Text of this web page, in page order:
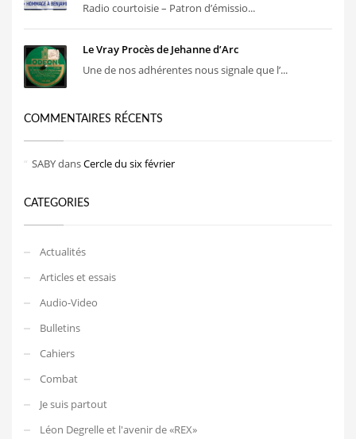
Radio courtoisie – Patron d’émissio...
Le Vray Procès de Jehanne d’Arc
Une de nos adhérentes nous signale que l’...
COMMENTAIRES RÉCENTS
SABYdansCercle du six février
CATEGORIES
Actualités
Articles et essais
Audio-Video
Bulletins
Cahiers
Combat
Je suis partout
Léon Degrelle et l'avenir de «REX»